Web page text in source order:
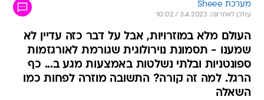
מערכת Sheee
עודכן לאחרונה: 3.4.2023 / 10:02
העולם מלא במוזרויות, אבל על דבר כזה עדיין לא
שמענו - תסמונת נוירולוגית שגורמת לאורגזמות
ספונטניות ובלתי נשלטות באמצעות מגע ב... כף
הרגל. למה זה קורה? התשובה מוזרה לפחות כמו
השאלה